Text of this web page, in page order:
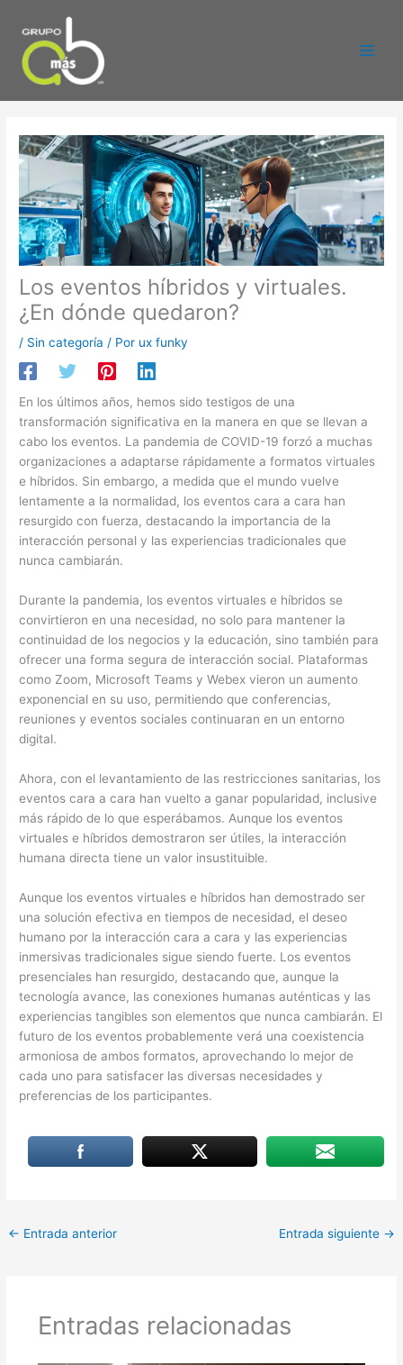
contenido
Los eventos híbridos y virtuales.
¿En dónde quedaron?
/ Sin categoría / Por ux funky
En los últimos años, hemos sido testigos de una
transformación significativa en la manera en que se llevan a
cabo los eventos. La pandemia de COVID-19 forzó a muchas
organizaciones a adaptarse rápidamente a formatos virtuales
e híbridos. Sin embargo, a medida que el mundo vuelve
lentamente a la normalidad, los eventos cara a cara han
resurgido con fuerza, destacando la importancia de la
interacción personal y las experiencias tradicionales que
nunca cambiarán.
Durante la pandemia, los eventos virtuales e híbridos se
convirtieron en una necesidad, no solo para mantener la
continuidad de los negocios y la educación, sino también para
ofrecer una forma segura de interacción social. Plataformas
como Zoom, Microsoft Teams y Webex vieron un aumento
exponencial en su uso, permitiendo que conferencias,
reuniones y eventos sociales continuaran en un entorno
digital.
Ahora, con el levantamiento de las restricciones sanitarias, los
eventos cara a cara han vuelto a ganar popularidad, inclusive
más rápido de lo que esperábamos. Aunque los eventos
virtuales e híbridos demostraron ser útiles, la interacción
humana directa tiene un valor insustituible.
Aunque los eventos virtuales e híbridos han demostrado ser
una solución efectiva en tiempos de necesidad, el deseo
humano por la interacción cara a cara y las experiencias
inmersivas tradicionales sigue siendo fuerte. Los eventos
presenciales han resurgido, destacando que, aunque la
tecnología avance, las conexiones humanas auténticas y las
experiencias tangibles son elementos que nunca cambiarán. El
futuro de los eventos probablemente verá una coexistencia
armoniosa de ambos formatos, aprovechando lo mejor de
cada uno para satisfacer las diversas necesidades y
preferencias de los participantes.
← Entrada anterior Entrada siguiente →
Entradas relacionadas